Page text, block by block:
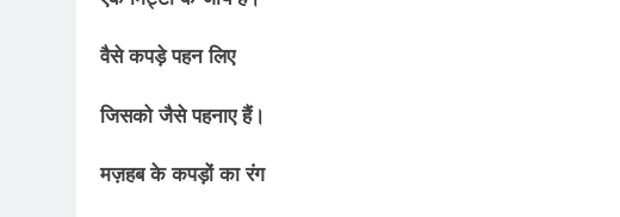
वैसे कपड़े पहन लिए
जिसको जैसे पहनाए हैं।
मज़हब के कपड़ों का रंग